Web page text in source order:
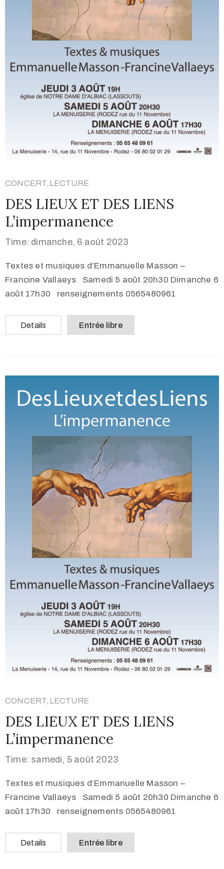
CONCERT,LECTURE
DES LIEUX ET DES LIENS
L’impermanence
Time: dimanche, 6 août 2023
Textes et musiques d’Emmanuelle Masson –
Francine Vallaeys Samedi 5 août 20h30 Dimanche 6
août 17h30 renseignements 0565480961
Details Entrée libre
CONCERT,LECTURE
DES LIEUX ET DES LIENS
L’impermanence
Time: samedi, 5 août 2023
Textes et musiques d’Emmanuelle Masson –
Francine Vallaeys Samedi 5 août 20h30 Dimanche 6
août 17h30 renseignements 0565480961
Details Entrée libre